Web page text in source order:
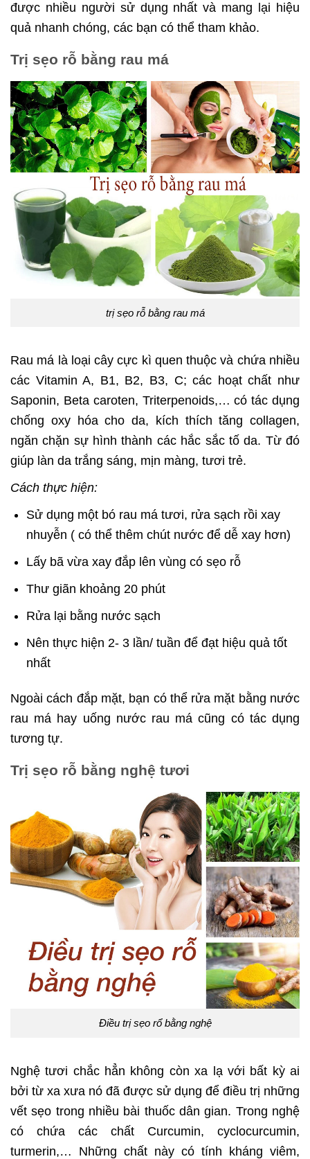
được nhiều người sử dụng nhất và mang lại hiệu
quả nhanh chóng, các bạn có thể tham khảo.
Trị sẹo rỗ bằng rau má
trị sẹo rỗ bằng rau má
Rau má là loại cây cực kì quen thuộc và chứa nhiều
các Vitamin A, B1, B2, B3, C; các hoạt chất như
Saponin, Beta caroten, Triterpenoids,… có tác dụng
chống oxy hóa cho da, kích thích tăng collagen,
ngăn chặn sự hình thành các hắc sắc tố da. Từ đó
giúp làn da trắng sáng, mịn màng, tươi trẻ.
Cách thực hiện:
Sử dụng một bó rau má tươi, rửa sạch rồi xay
nhuyễn ( có thể thêm chút nước để dễ xay hơn)
Lấy bã vừa xay đắp lên vùng có sẹo rỗ
Thư giãn khoảng 20 phút
Rửa lại bằng nước sạch
Nên thực hiện 2- 3 lần/ tuần để đạt hiệu quả tốt
nhất
Ngoài cách đắp mặt, bạn có thể rửa mặt bằng nước
rau má hay uống nước rau má cũng có tác dụng
tương tự.
Trị sẹo rỗ bằng nghệ tươi
Điều trị sẹo rổ bằng nghệ
Nghệ tươi chắc hẳn không còn xa lạ với bất kỳ ai
bởi từ xa xưa nó đã được sử dụng để điều trị những
vết sẹo trong nhiều bài thuốc dân gian. Trong nghệ
có chứa các chất Curcumin, cyclocurcumin,
turmerin,… Những chất này có tính kháng viêm,